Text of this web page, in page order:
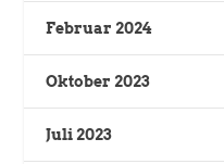
Februar 2024
Oktober 2023
Juli 2023